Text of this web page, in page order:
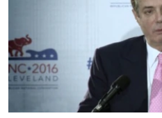
ДЕПОРТАЦІЯ
ВІДЕОУРОКИ «ELIFBE»
СВІДЧЕННЯ ОКУПАЦІЇ
УКРАЇНСЬКА ПРОБЛЕМА КРИМУ
ЯК ОБІЙТИ БЛОКУВАННЯ
Русский
Qırımtatar